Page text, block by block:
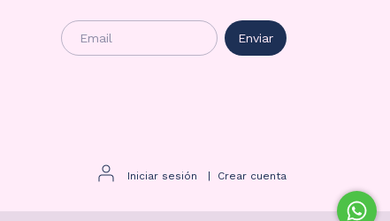
Iniciar sesión Crear cuenta